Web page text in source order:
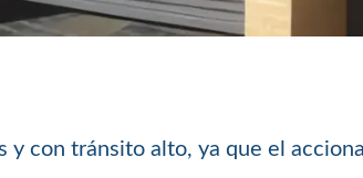
y con tránsito alto, ya que el